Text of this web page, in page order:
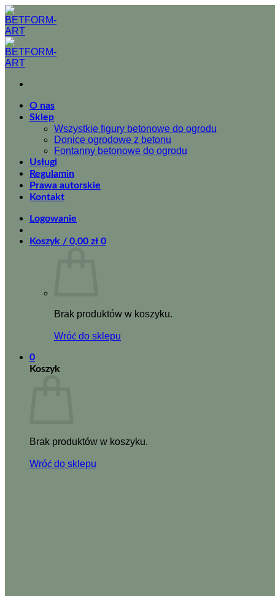
Przewiń
do
zawartości
O nas
Sklep
Wszystkie figury betonowe do ogrodu
Donice ogrodowe z betonu
Fontanny betonowe do ogrodu
Usługi
Regulamin
Prawa autorskie
Kontakt
Logowanie
Koszyk / 0,00 zł 0
Brak produktów w koszyku.
Wróć do sklepu
0
Koszyk
Brak produktów w koszyku.
Wróć do sklepu